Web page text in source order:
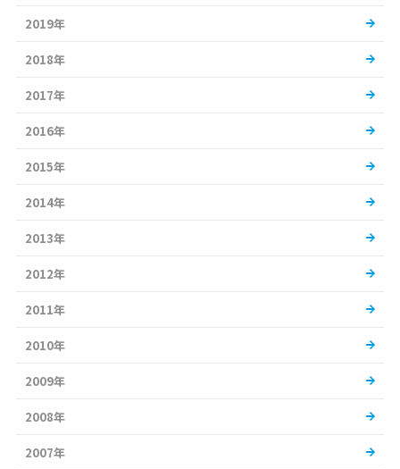
2019年
2018年
2017年
2016年
2015年
2014年
2013年
2012年
2011年
2010年
2009年
2008年
2007年